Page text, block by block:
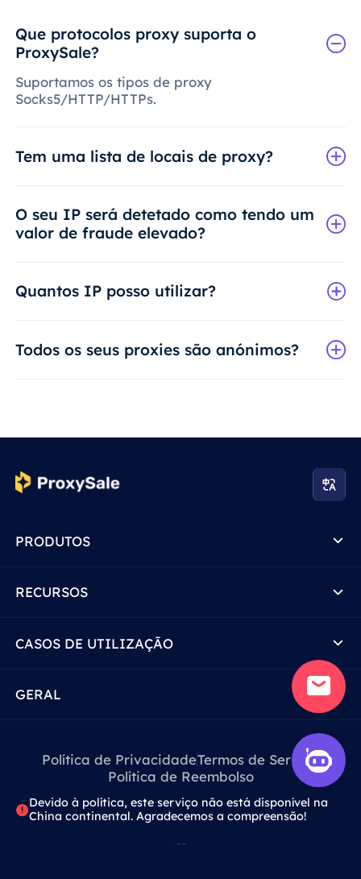
Que protocolos proxy suporta o
ProxySale?
Suportamos os tipos de proxy
Socks5/HTTP/HTTPs.
Tem uma lista de locais de proxy?
O seu IP será detetado como tendo um
valor de fraude elevado?
Quantos IP posso utilizar?
Todos os seus proxies são anónimos?
PRODUTOS
RECURSOS
CASOS DE UTILIZAÇÃO
GERAL
Política de PrivacidadeTermos de Serviço
Política de Reembolso
Devido à política, este serviço não está disponível na
China continental. Agradecemos a compreensão!